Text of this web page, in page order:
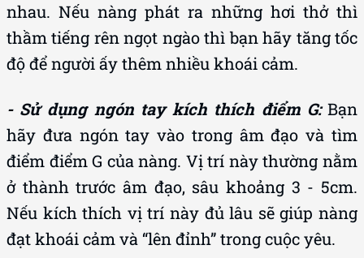
nhau. Nếu nàng phát ra những hơi thở thì
thầm tiếng rên ngọt ngào thì bạn hãy tăng tốc
độ để người ấy thêm nhiều khoái cảm.
- Sử dụng ngón tay kích thích điểm G: Bạn
hãy đưa ngón tay vào trong âm đạo và tìm
điểm điểm G của nàng. Vị trí này thường nằm
ở thành trước âm đạo, sâu khoảng 3 - 5cm.
Nếu kích thích vị trí này đủ lâu sẽ giúp nàng
đạt khoái cảm và “lên đỉnh” trong cuộc yêu.